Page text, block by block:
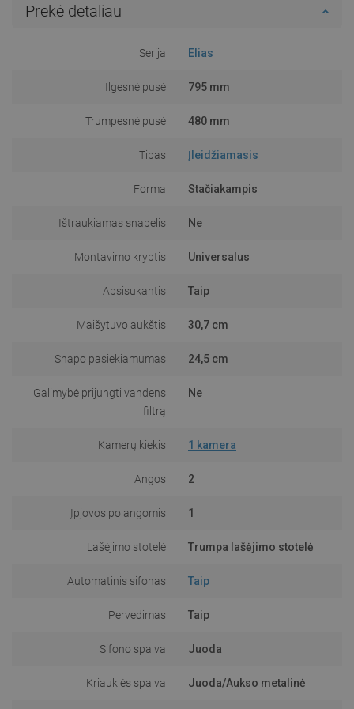
Prekė detaliau
Serija Elias
Ilgesnė pusė 795 mm
Trumpesnė pusė 480 mm
Tipas Įleidžiamasis
Forma Stačiakampis
Ištraukiamas snapelis Ne
Montavimo kryptis Universalus
Apsisukantis Taip
Maišytuvo aukštis 30,7 cm
Snapo pasiekiamumas 24,5 cm
Galimybė prijungti vandens
filtrą
Ne
Kamerų kiekis 1 kamera
Angos 2
Įpjovos po angomis 1
Lašėjimo stotelė Trumpa lašėjimo stotelė
Automatinis sifonas Taip
Pervedimas Taip
Sifono spalva Juoda
Kriauklės spalva Juoda/Aukso metalinė